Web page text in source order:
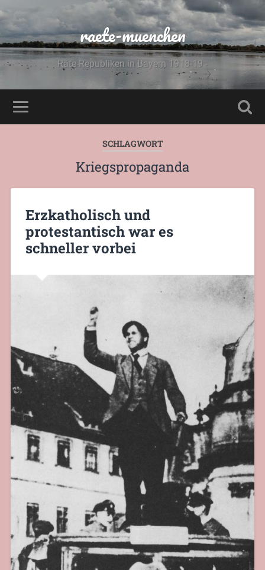
raete-muenchen
Räte-Republiken in Bayern 1918-19 -
SCHLAGWORT
Kriegspropaganda
Erzkatholisch und
protestantisch war es
schneller vorbei